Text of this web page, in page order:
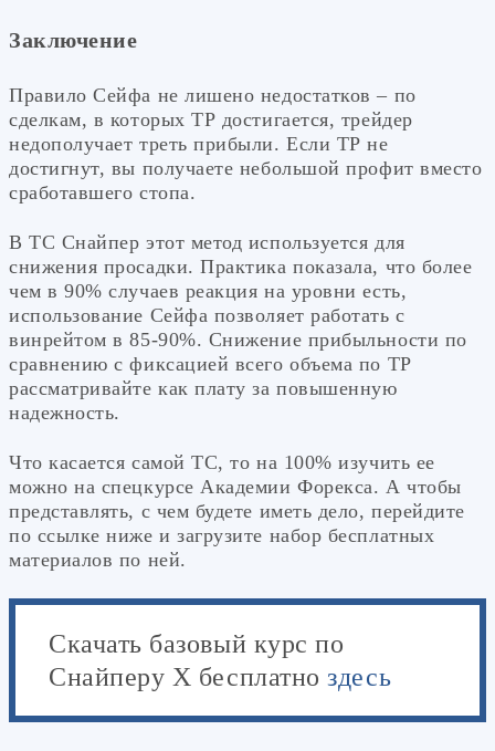
Заключение
Правило Сейфа не лишено недостатков – по
сделкам, в которых ТР достигается, трейдер
недополучает треть прибыли. Если ТР не
достигнут, вы получаете небольшой профит вместо
сработавшего стопа.
В ТС Снайпер этот метод используется для
снижения просадки. Практика показала, что более
чем в 90% случаев реакция на уровни есть,
использование Сейфа позволяет работать с
винрейтом в 85-90%. Снижение прибыльности по
сравнению с фиксацией всего объема по ТР
рассматривайте как плату за повышенную
надежность.
Что касается самой ТС, то на 100% изучить ее
можно на спецкурсе Академии Форекса. А чтобы
представлять, с чем будете иметь дело, перейдите
по ссылке ниже и загрузите набор бесплатных
материалов по ней.
Скачать базовый курс по
Снайперу Х бесплатноздесь